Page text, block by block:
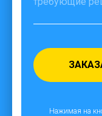
Нажимая на